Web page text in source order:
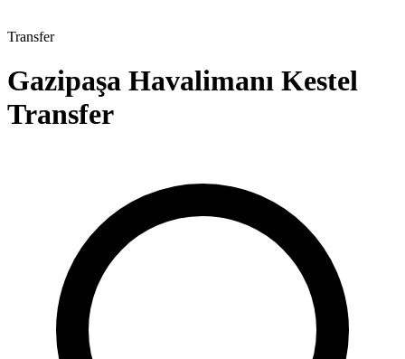
Transfer
Gazipaşa Havalimanı Kestel
Transfer